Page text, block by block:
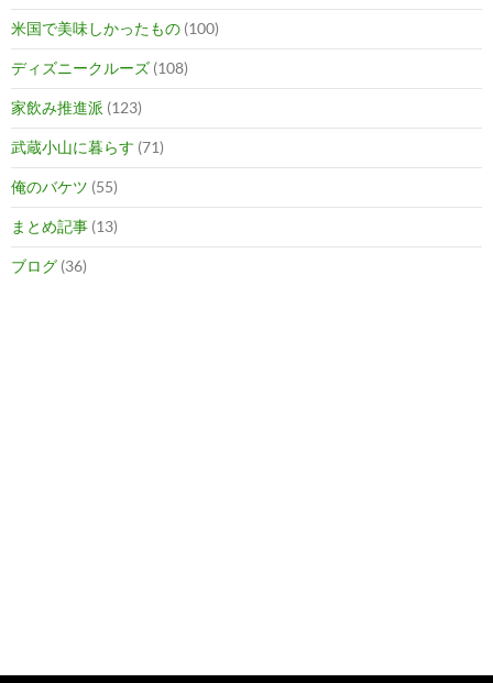
米国で美味しかったもの (100)
ディズニークルーズ (108)
家飲み推進派 (123)
武蔵小山に暮らす (71)
俺のバケツ (55)
まとめ記事 (13)
ブログ (36)